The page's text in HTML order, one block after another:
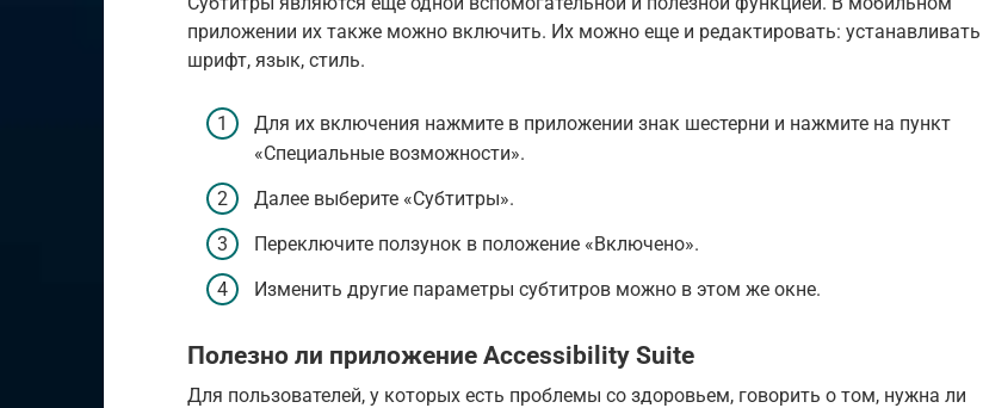
приложении их также можно включить. Их можно еще и редактировать: устанавливать
шрифт, язык, стиль.
Для их включения нажмите в приложении знак шестерни и нажмите на пункт
«Специальные возможности».
Далее выберите «Субтитры».
Переключите ползунок в положение «Включено».
Изменить другие параметры субтитров можно в этом же окне.
Полезно ли приложение Accessibility Suite
Для пользователей, у которых есть проблемы со здоровьем, говорить о том, нужна ли